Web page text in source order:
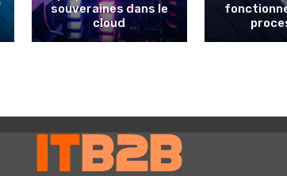
souveraines dans le
cloud